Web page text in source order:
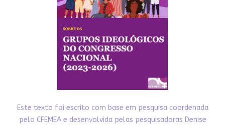
Este texto foi escrito com base em pesquisa coordenada
pelo CFEMEA e desenvolvida pelas pesquisadoras Denise